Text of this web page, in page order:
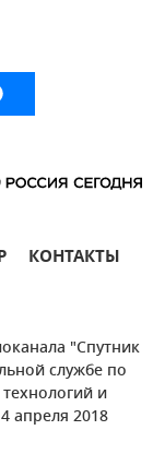
КОНТАКТЫ
"Спутник
службе по
и
апреля 2018